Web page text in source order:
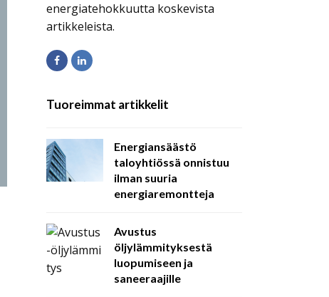
energiatehokkuutta koskevista
artikkeleista.
FacebookLinkedIn
Tuoreimmat artikkelit
Energiansäästö
taloyhtiössä onnistuu
ilman suuria
energiaremontteja
Avustus
öljylämmityksestä
luopumiseen ja
saneeraajille